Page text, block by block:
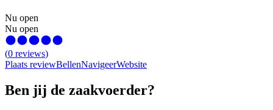
Nu open
Nu open
(0 reviews)
Plaats reviewBellenNavigeerWebsite
Ben jij de zaakvoerder?